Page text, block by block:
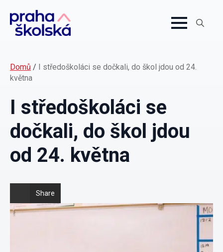
Domů / I středoškoláci se dočkali, do škol jdou od 24.
května
I středoškoláci se
dočkali, do škol jdou
od 24. května
Share